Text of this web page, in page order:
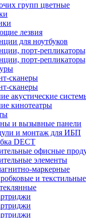
групп цветные
лезвия
для ноутбуков
порт-
порт-
сканеры
сканеры
акустические
кинотеатры
и вызывные панели
и монтаж для ИБП
DECT
офисные
элементы
маркерные
и текстильные